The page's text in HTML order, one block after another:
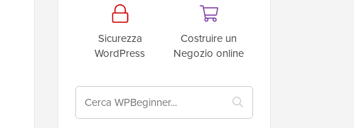
Sicurezza
WordPress
Costruire un
Negozio online